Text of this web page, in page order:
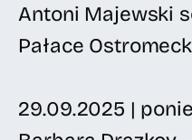
Antoni Majewski
Pałace
29.09.2025 |